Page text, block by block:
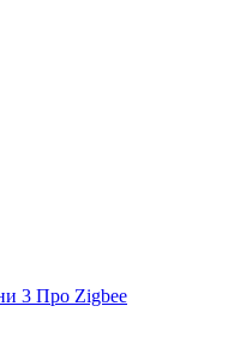
3 Про Zigbee